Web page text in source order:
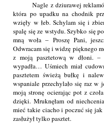
Nagle z dziurawej
która po upadku na chodnik
wzięły w łeb. Schylam się i
spalę się ze wstydu. Szybko się
mną woła – Proszę Pani,
Odwracam się i widzę pięknego
z moją pasztetową w dłoni.
wypadła… Uśmiech miał
pasztetem świeżą bułkę i
wspaniale przechylało się raz w
moją stronę ocierając pot z
dzięki. Mruknęłam od
mieć takie ciacho i poczuć się
zasłużył tylko pasztet.